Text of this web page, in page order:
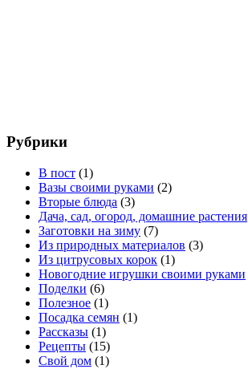
Рубрики
В пост (1)
Вазы своими руками (2)
Вторые блюда (3)
Дача, сад, огород, домашние растения
Заготовки на зиму (7)
Из природных материалов (3)
Из цитрусовых корок (1)
Новогодние игрушки своими руками
Поделки (6)
Полезное (1)
Посадка семян (1)
Рассказы (1)
Рецепты (15)
Свой дом (1)